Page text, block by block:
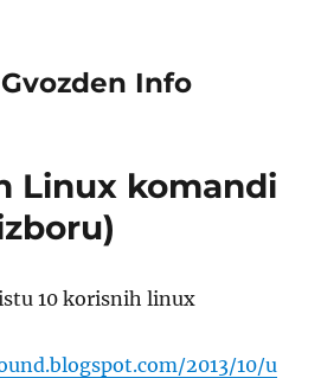
Info
Linux komandi
10 korisnih linux
2013/10/u